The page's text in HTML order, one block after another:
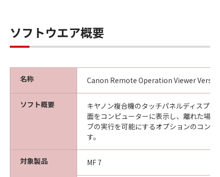
「許諾ソフトウェア」にかかる権原および所有
権は、その内容によりキヤノンまたはキヤノン
５．輸出
より必要な許可等を得ることなしに、「許諾ソ
フトウェア」の全部または一部を、直接または
間接に輸出してはなりません。
６．サポートおよびアップデート
キヤノン、キヤノンのライセンサー、キヤノン
ソフトウエア概要
名称 Canon Remote Operation Viewer
ソフト概要
キヤノン複合機のタッチパネルディスプレ
面をコンピューターに表示し、離れた場
ブの実行を可能にするオプションのコン
す。
対象製品 MF 7